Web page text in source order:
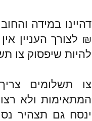
₪ לצורך העניין
להיות שיפסוק צו
צו תשלומים
המתאימות ולא
ינסח גם תצהיר